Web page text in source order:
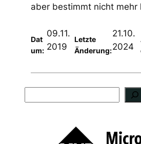
aber bestimmt nicht mehr
Dat
um:
09.11.
2019
Letzte
Änderung:
21.10.
2024